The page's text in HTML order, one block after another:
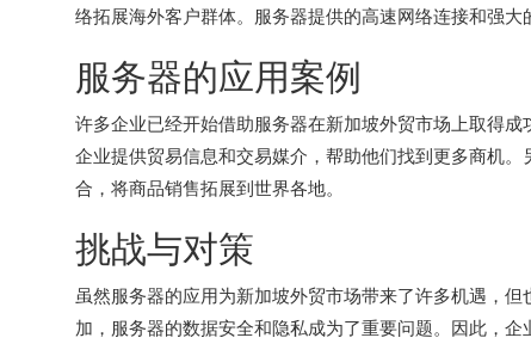
络拓展海外客户群体。服务器提供的高速网络连接和强大
服务器的应用案例
许多企业已经开始借助服务器在新加坡外贸市场上取得
企业提供贸易信息和交易媒介，帮助他们找到更多商机
合，将商品销售拓展到世界各地。
挑战与对策
虽然服务器的应用为新加坡外贸市场带来了许多机遇，
加，服务器的数据安全和隐私成为了重要问题。因此，